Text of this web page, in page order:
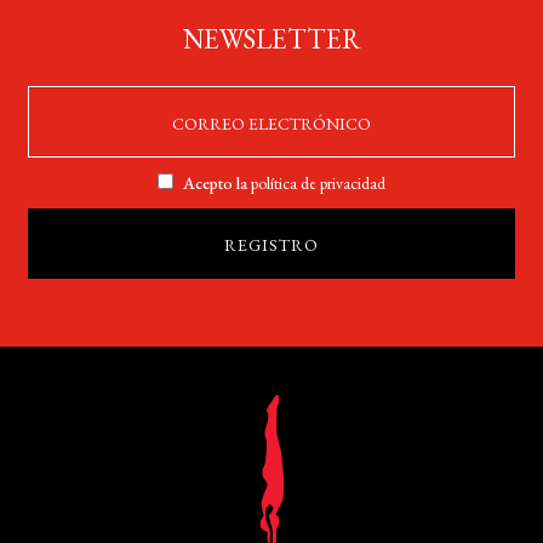
NEWSLETTER
Acepto lapolítica de privacidad